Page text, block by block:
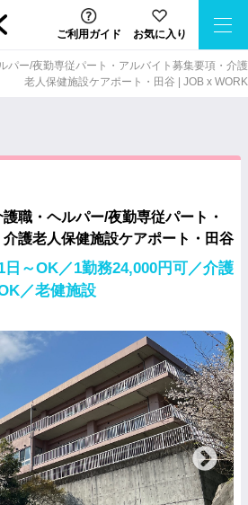
ご利用ガイド お気に入り
パー/夜勤専従パート・アルバイト募集要項・介護
老人保健施設ケアポート・田谷 | JOB x WORK
護職・ヘルパー/夜勤専従パート・
護老人保健施設ケアポート・田谷
～OK／1勤務24,000円可／介護
／老健施設